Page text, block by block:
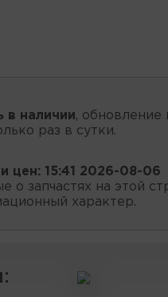
в наличии, обновление
раз в сутки.
цен: 15:41 2026-08-06
о запчастях на этой
характер.